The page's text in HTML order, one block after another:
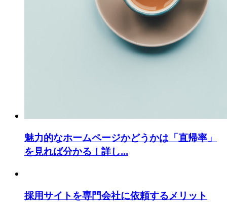
魅力的なホームページかどうかは「直帰率」
を見れば分かる！詳し...
採用サイトを専門会社に依頼するメリット